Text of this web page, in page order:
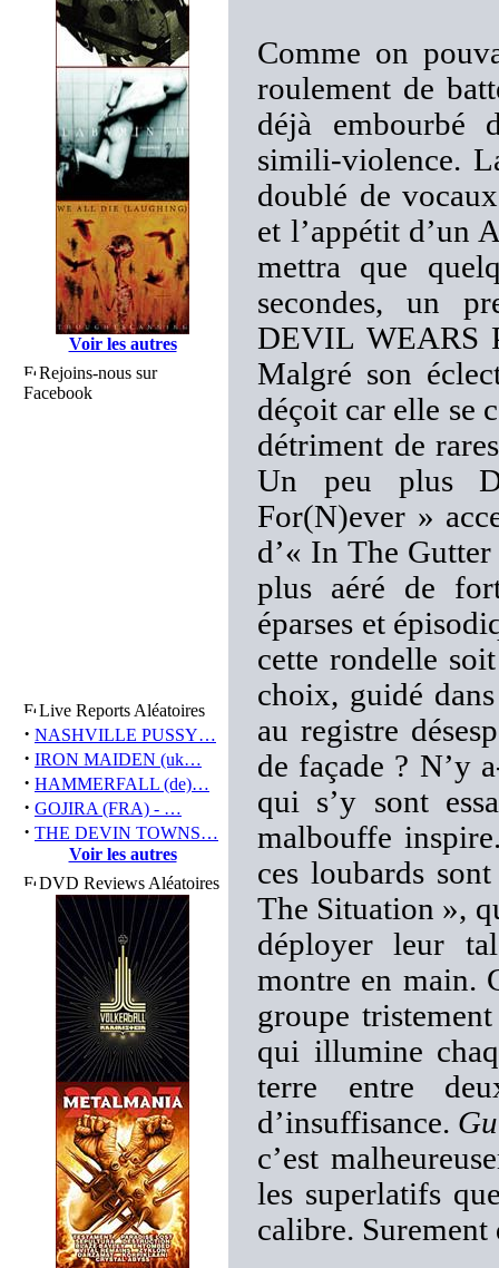
Voir les autres
Rejoins-nous sur
Facebook
Live Reports Aléatoires
· NASHVILLE PUSSY…
· IRON MAIDEN (uk…
· HAMMERFALL (de)…
· GOJIRA (FRA) - …
· THE DEVIN TOWNS…
Voir les autres
DVD Reviews Aléatoires
Comme on
roulement de
déjà embourbé
simili-violence.
doublé de
et l’appétit d’un
mettra que
secondes, un
DEVIL WEARS
Malgré son
déçoit car elle se
détriment de
Un peu plus
For(N)ever »
d’« In The
plus aéré de
éparses et
cette rondelle
choix, guidé
au registre
de façade ? N’y
qui s’y sont
malbouffe
ces loubards
The Situation »,
déployer leur
montre en main.
groupe
qui illumine
terre entre
d’insuffisance.
c’est
les superlatifs
calibre. Surement